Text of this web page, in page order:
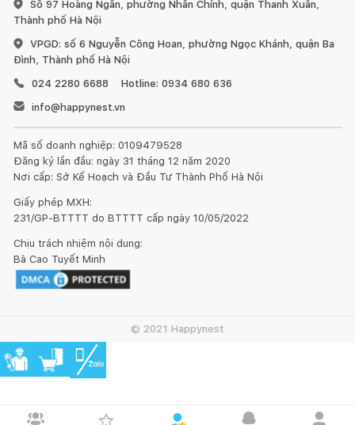
Số 97 Hoàng Ngân, phường Nhân Chính, quận Thanh Xuân,
Thành phố Hà Nội
VPGD: số 6 Nguyễn Công Hoan, phường Ngọc Khánh, quận Ba
Đình, Thành phố Hà Nội
024 2280 6688
Hotline: 0934 680 636
info@happynest.vn
Mã số doanh nghiệp: 0109479528
Đăng ký lần đầu: ngày 31 tháng 12 năm 2020
Nơi cấp: Sở Kế Hoạch và Đầu Tư Thành Phố Hà Nội
Giấy phép MXH:
231/GP-BTTTT do BTTTT cấp ngày 10/05/2022
Chịu trách nhiệm nội dung:
Bà Cao Tuyết Minh
© 2021 Happynest